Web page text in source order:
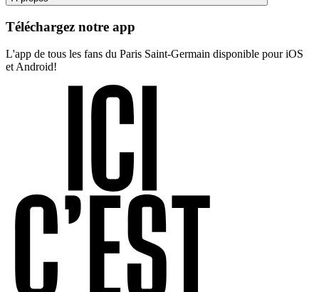
Téléchargez notre app
L'app de tous les fans du Paris Saint-Germain disponible pour iOS
et Android!